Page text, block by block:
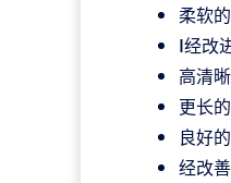
柔软
I经改
高清
更长
良好
经改